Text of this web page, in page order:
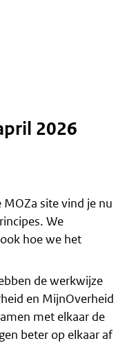
2026
MOZa site vind je nu
We
hoewe het
de werkwijze
en MijnOverheid
met elkaar de
beter op elkaar af